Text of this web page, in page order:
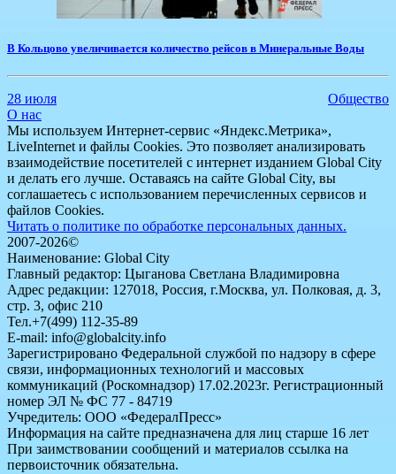
В Кольцово увеличивается количество рейсов в Минеральные Воды
28 июля
Общество
О нас
Мы используем Интернет-сервис «Яндекс.Метрика»,
LiveInternet и файлы Cookies. Это позволяет анализировать
взаимодействие посетителей с интернет изданием Global City
и делать его лучше. Оставаясь на сайте Global City, вы
соглашаетесь с использованием перечисленных сервисов и
файлов Cookies.
Читать о политике по обработке персональных данных.
2007-2026©
Наименование: Global City
Главный редактор: Цыганова Светлана Владимировна
Адрес редакции: 127018, Россия, г.Москва, ул. Полковая, д. 3,
стр. 3, офис 210
Тел.+7(499) 112-35-89
E-mail: info@globalcity.info
Зарегистрировано Федеральной службой по надзору в сфере
связи, информационных технологий и массовых
коммуникаций (Роскомнадзор) 17.02.2023г. Регистрационный
номер ЭЛ № ФС 77 - 84719
Учредитель: ООО «ФедералПресс»
Информация на сайте предназначена для лиц старше 16 лет
При заимствовании сообщений и материалов ссылка на
первоисточник обязательна.